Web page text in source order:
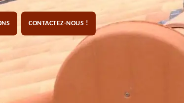
CONTACTEZ-NOUS !